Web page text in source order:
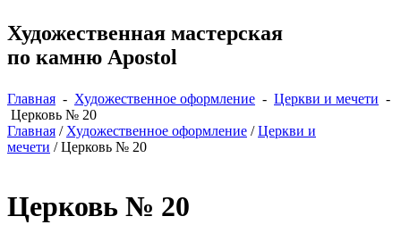
Художественная мастерская
по камню Apostol
Главная - Художественное оформление - Церкви и мечети -
Церковь № 20
Главная / Художественное оформление /Церкви и
мечети / Церковь № 20
Церковь № 20